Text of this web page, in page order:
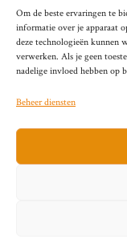
Om de beste ervaringen te
informatie over je apparaat
deze technologieën kunnen
verwerken. Als je geen
nadelige invloed hebben op
Beheer diensten
Sitemap